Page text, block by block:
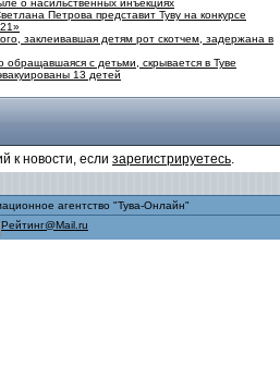
о насильственных инъекциях
Петрова представит Туву на конкурсе
заклеивавшая детям рот скотчем, задержана в
обращавшаяся с детьми, скрывается в Туве
13 детей
к новости, если зарегистрируетесь.
агентство "Тува-Онлайн"